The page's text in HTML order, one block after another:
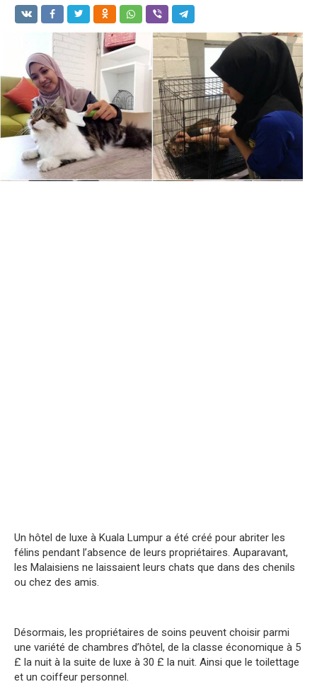
Un hôtel de luxe à Kuala Lumpur a été créé pour abriter les
félins pendant l’absence de leurs propriétaires. Auparavant,
les Malaisiens ne laissaient leurs chats que dans des chenils
ou chez des amis.
Désormais, les propriétaires de soins peuvent choisir parmi
une variété de chambres d’hôtel, de la classe économique à 5
£ la nuit à la suite de luxe à 30 £ la nuit. Ainsi que le toilettage
et un coiffeur personnel.